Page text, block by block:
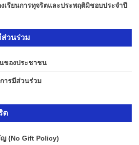
งเรียนการทุจริตและประพฤติมิชอบประจำปี
ส่วนร่วม
ของประชาชน
การมีส่วนร่วม
ต
(No Gift Policy)